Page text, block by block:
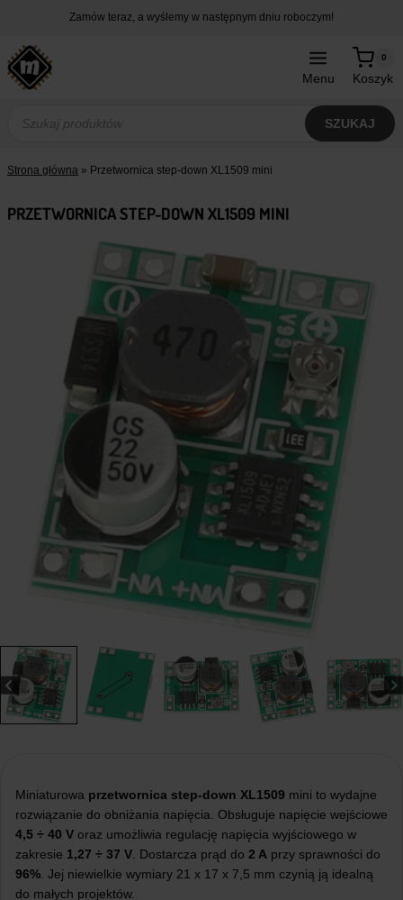
treści
Zamów teraz, a wyślemy w następnym dniu roboczym!
Menu Koszyk
0
produktów
SZUKAJ
Strona główna » Przetwornica step-down XL1509 mini
PRZETWORNICA STEP-DOWN XL1509 MINI
Miniaturowa przetwornica step-down XL1509 mini to wydajne
rozwiązanie do obniżania napięcia. Obsługuje napięcie wejściowe
4,5 ÷ 40 V oraz umożliwia regulację napięcia wyjściowego w
zakresie 1,27 ÷ 37 V . Dostarcza prąd do 2 A przy sprawności do
96% . Jej niewielkie wymiary 21 x 17 x 7,5 mm czynią ją idealną
do małych projektów.